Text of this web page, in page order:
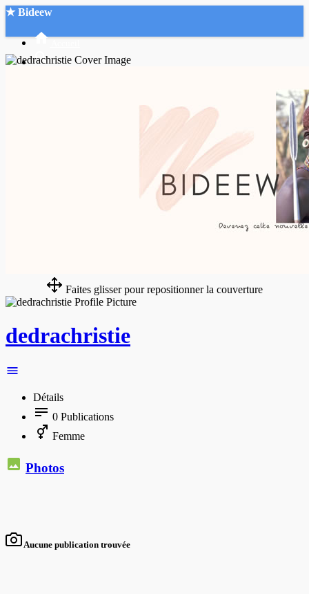
★ Bideew
Faites glisser pour repositionner la couverture
dedrachristie
Détails
0 Publications
Femme
Photos
Aucune publication trouvée